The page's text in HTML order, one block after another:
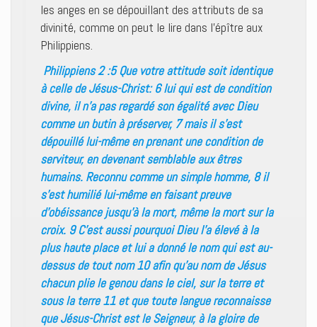
les anges en se dépouillant des attributs de sa
divinité, comme on peut le lire dans l’épître aux
Philippiens.
Philippiens 2 :5 Que votre attitude soit identique
à celle de Jésus-Christ: 6 lui qui est de condition
divine, il n’a pas regardé son égalité avec Dieu
comme un butin à préserver, 7 mais il s’est
dépouillé lui-même en prenant une condition de
serviteur, en devenant semblable aux êtres
humains. Reconnu comme un simple homme, 8 il
s’est humilié lui-même en faisant preuve
d’obéissance jusqu’à la mort, même la mort sur la
croix. 9 C’est aussi pourquoi Dieu l’a élevé à la
plus haute place et lui a donné le nom qui est au-
dessus de tout nom 10 afin qu’au nom de Jésus
chacun plie le genou dans le ciel, sur la terre et
sous la terre 11 et que toute langue reconnaisse
que Jésus-Christ est le Seigneur, à la gloire de